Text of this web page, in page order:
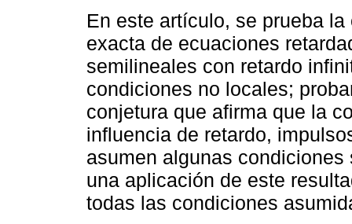
En este artículo, se prueba
exacta de ecuaciones
semilineales con retardo
condiciones no locales;
conjetura que afirma que la
influencia de retardo,
asumen algunas
una aplicación de este
todas las condiciones